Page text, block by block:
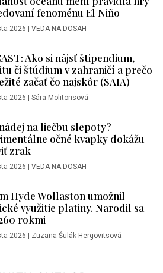
fenoménu El Niño
2026 VEDA NA DOSAH
Ako si nájsť štipendium,
či štúdium v zahraničí a prečo
začať čo najskôr (SAIA)
2026 Sára Molitorisová
na liečbu slepoty?
očné kvapky dokážu
zrak
2026 VEDA NA DOSAH
Hyde Wollaston umožnil
využitie platiny. Narodil sa
rokmi
2026 Zuzana Šulák Hergovitsová